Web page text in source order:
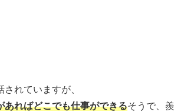
れていますが、
あればどこでも仕事ができるそうで、羨